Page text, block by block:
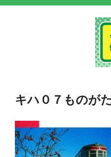
キハ０７ものが